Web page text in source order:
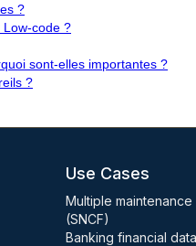
?
Low-code ?
sont-elles importantes ?
?
Use Cases
Multiple
(SNCF)
Banking financial